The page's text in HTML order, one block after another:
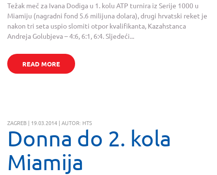
Težak meč za Ivana Dodiga u 1. kolu ATP turnira iz Serije 1000 u
Miamiju (nagradni fond 5.6 milijuna dolara), drugi hrvatski reket je
nakon tri seta uspio slomiti otpor kvalifikanta, Kazahstanca
Andreja Golubjeva – 4:6, 6:1, 6:4. Sljedeći...
READ MORE
ZAGREB | 19.03.2014 | AUTOR: HTS
Donna do 2. kola
Miamija